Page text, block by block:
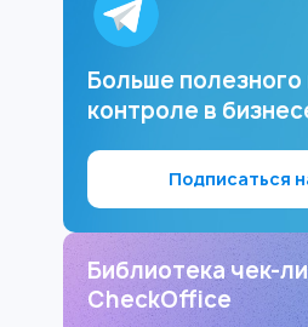
Больше полезного
контроле в
Подписаться
Библиотека чек-
CheckOffice